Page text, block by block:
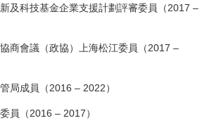
及科技基金企業支援計劃評審委員（2017 –
商會議（政協）上海松江委員（2017 –
局成員（2016 – 2022）
員（2016 – 2017）